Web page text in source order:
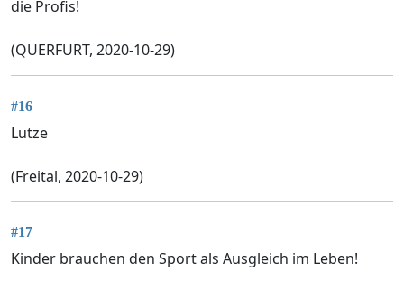
die Profis!
(QUERFURT, 2020-10-29)
#16
Lutze
(Freital, 2020-10-29)
#17
Kinder brauchen den Sport als Ausgleich im Leben!